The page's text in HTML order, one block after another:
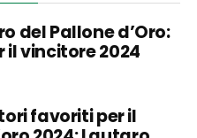
del Pallone d’Oro:
il vincitore 2024
favoriti per il